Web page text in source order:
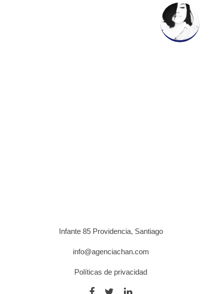
Infante 85 Providencia, Santiago
info@agenciachan.com
Políticas de privacidad